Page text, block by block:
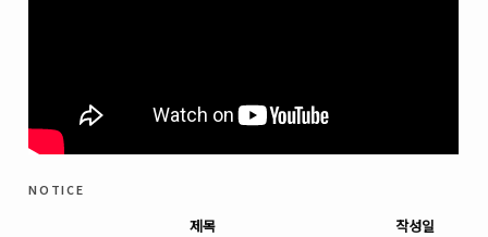
notice
제목
작성일